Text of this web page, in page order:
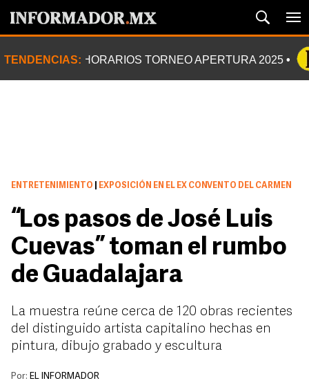
TENDENCIAS: HORARIOS TORNEO APERTURA 2025
ENTRETENIMIENTO EXPOSICIÓN EN EL EX CONVENTO DEL CARMEN
“Los pasos de José Luis
Cuevas” toman el rumbo
de Guadalajara
La muestra reúne cerca de 120 obras recientes
del distinguido artista capitalino hechas en
pintura, dibujo grabado y escultura
Por: EL INFORMADOR